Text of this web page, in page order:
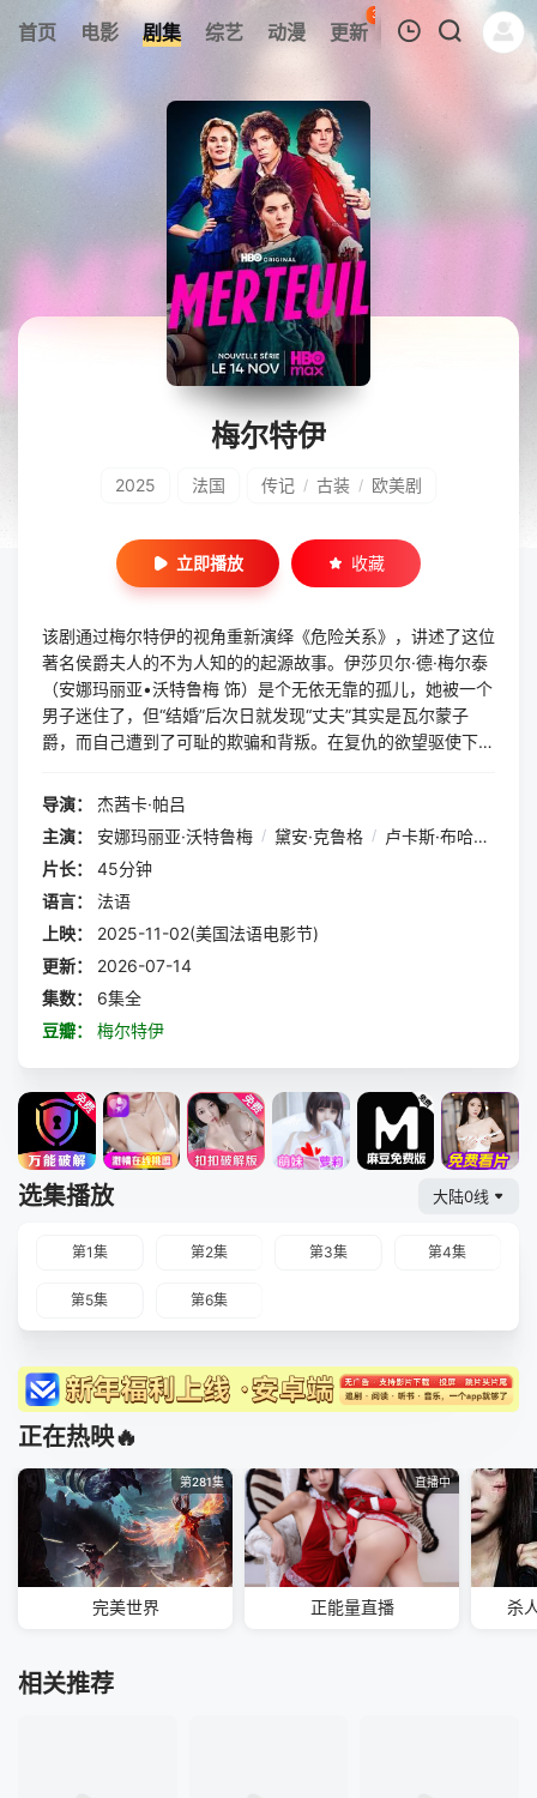
首页 电影 剧集 综艺 动漫 更新
35
热榜 APP
暂无观看影片的记录
梅尔特伊
2025 法国 传记 / 古装 / 欧美剧
立即播放 收藏
该剧通过梅尔特伊的视角重新演绎《危险关系》，讲述了这位
著名侯爵夫人的不为人知的的起源故事。伊莎贝尔·德·梅尔泰
（安娜玛丽亚•沃特鲁梅 饰）是个无依无靠的孤儿，她被一个
男子迷住了，但“结婚”后次日就发现“丈夫”其实是瓦尔蒙子
爵，而自己遭到了可耻的欺骗和背叛。在复仇的欲望驱使下，
巴黎社会中不断攀升。在这个由特权和操纵统治的世界里，她
摇摆不定。
导演：
杰茜卡·帕吕
主演：
安娜玛丽亚·沃特鲁梅 / 黛安·克鲁格 / 卢卡斯·布哈沃
片长：
45分钟
语言：
法语
上映：
2025-11-02(美国法语电影节)
更新：
2026-07-14
集数：
6集全
豆瓣：
梅尔特伊
选集播放 大陆0线
第1集 第2集 第3集 第4集
第5集 第6集
正在热映🔥
第281集
完美世界
直播中
正能量直播 杀
相关推荐